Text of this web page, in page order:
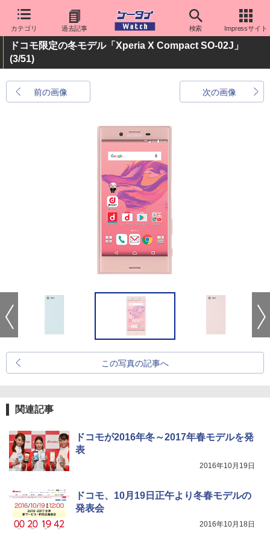
カテゴリ 過去記事 検索 Impressサイト
ドコモ限定の冬モデル「Xperia X Compact SO-02J」
(3/51)
前の画像 次の画像
この写真の記事へ
関連記事
ドコモが2016年冬～2017年春モデルを発
表
2016年10月19日
ドコモ、10月19日正午より冬春モデルの
発表会
2016年10月18日